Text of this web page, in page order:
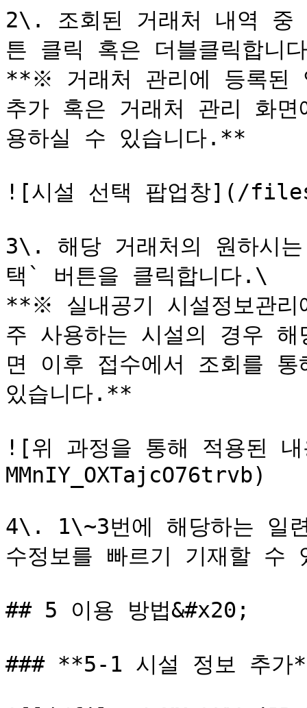
2\. 조회된 거래처 내역 중
튼 클릭 혹은 더블클릭합니
**※ 거래처 관리에 등록된
추가 혹은 거래처 관리 화
용하실 수 있습니다.**
![시설 선택 팝업창](/
3\. 해당 거래처의 원하시
택` 버튼을 클릭합니다.\
**※ 실내공기 시설정보관
주 사용하는 시설의 경우
면 이후 접수에서 조회를
있습니다.**
![위 과정을 통해 적용
MMnIY_OXTajcO76trvb)
4\. 1\~3번에 해당하는 일
수정보를 빠르기 기재할 수
## 5 이용 방법&#x20;
### **5-1 시설 정보 추가